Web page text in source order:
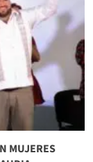
MUJERES